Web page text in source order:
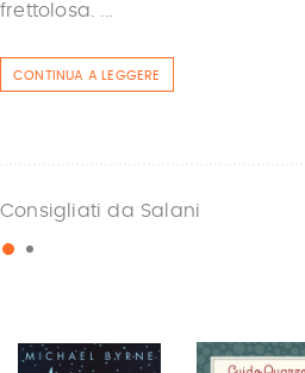
frettolosa. ...
CONTINUA A LEGGERE
Consigliati da Salani